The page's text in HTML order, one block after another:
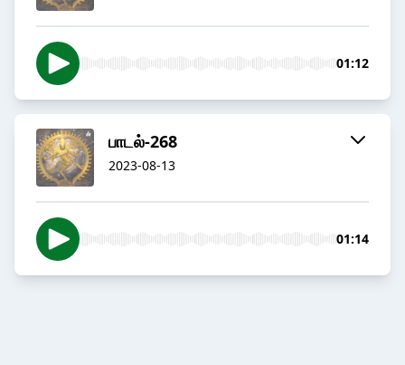
01:12
பாடல்-268
2023-08-13
01:14